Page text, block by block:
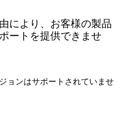
により、お客様の製品
ートを提供できませ
ョンはサポートされていませ